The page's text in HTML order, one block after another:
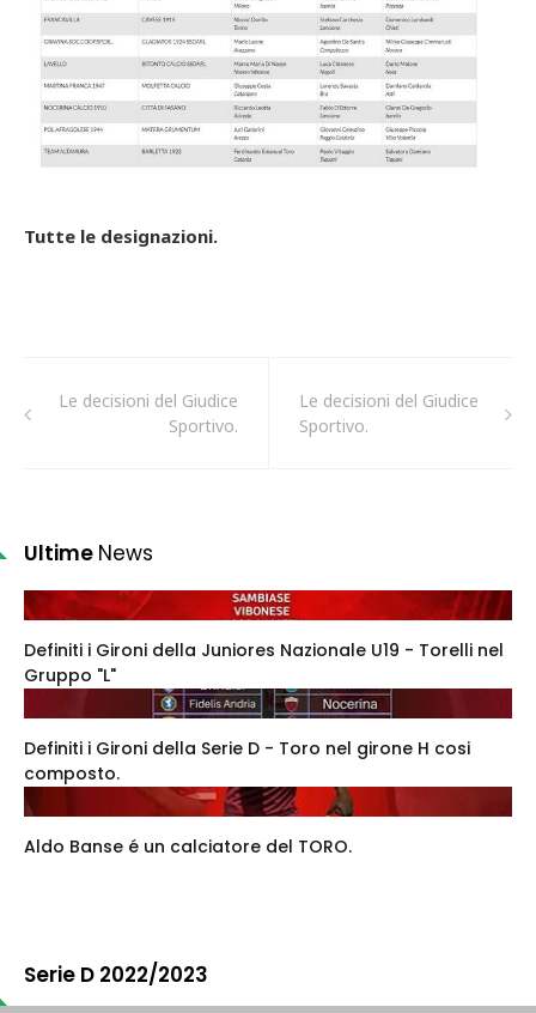
Tutte le designazioni.
Le decisioni del Giudice
Sportivo.
Le decisioni del Giudice
Sportivo.
Ultime News
Definiti i Gironi della Juniores Nazionale U19 - Torelli nel
Gruppo "L"
Definiti i Gironi della Serie D - Toro nel girone H cosi
composto.
Aldo Banse é un calciatore del TORO.
Serie D 2022/2023